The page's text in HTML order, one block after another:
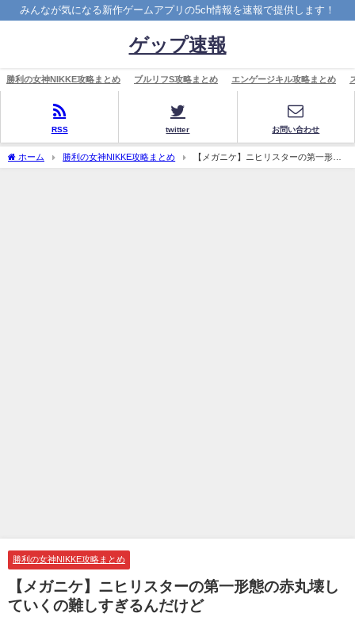
みんなが気になる新作ゲームアプリの5ch情報を速報で提供します！
ゲップ速報
勝利の女神NIKKE攻略まとめ ブルリフS攻略まとめ エンゲージキル攻略まとめ
RSS twitter お問い合わせ
ホーム 勝利の女神NIKKE攻略まとめ
【メガニケ】ニヒリスターの第一形態
の赤丸壊していくの難しすぎるんだけど
勝利の女神NIKKE攻略まとめ
【メガニケ】ニヒリスターの第一形態の赤丸壊し
ていくの難しすぎるんだけど